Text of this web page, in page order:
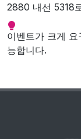
2880 내선 5318
이벤트가 크게
능합니다.